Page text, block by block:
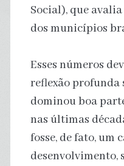
Social), que
dos municípios
Esses números
reflexão profunda
dominou boa
nas últimas
fosse, de fato, um
desenvolvimento,